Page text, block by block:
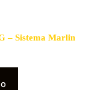
– Sistema Marlin